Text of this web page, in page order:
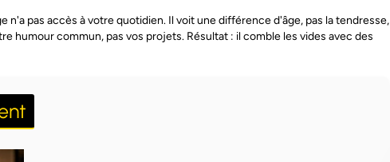
n'a pas accès à votre quotidien. Il voit une différence d'âge, pas la tendresse,
humour commun, pas vos projets. Résultat : il comble les vides avec des